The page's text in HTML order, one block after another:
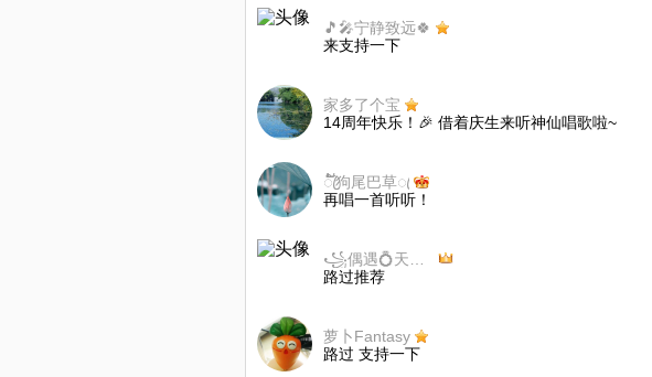
🎵🎤宁静致远🍀
来支持一下
家多了个宝
14周年快乐！🎉 借着庆生来听神仙唱歌啦~
ꦿ໌້狗尾巴草ꦿ
再唱一首听听！
路过推荐
萝卜Fantasy
路过 支持一下